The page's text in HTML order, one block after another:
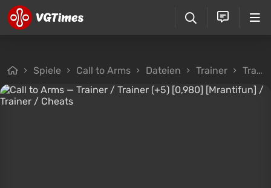
Spiele Call to Arms Dateien Trainer Trainer / Trainer (+5) [0,980] [Mrantifun]